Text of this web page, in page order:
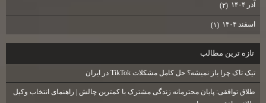
آذر ۱۴۰۴ (۲)
اسفند ۱۴۰۴ (۱)
تازه ترين مطالب
تیک تاک چرا باز نمیشه؟ حل کامل مشکلات TikTok در ایران
طلاق توافقی: پایان محترمانه زندگی مشترک با کمترین چالش | راهنمای انتخاب وکیل